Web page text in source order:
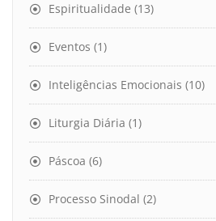
Espiritualidade (13)
Eventos (1)
Inteligências Emocionais (10)
Liturgia Diária (1)
Páscoa (6)
Processo Sinodal (2)